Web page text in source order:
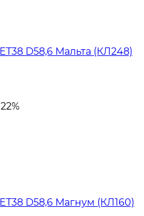
D58,6 Мальта (КЛ248)
D58,6 Магнум (КЛ160)